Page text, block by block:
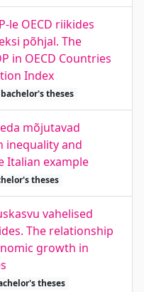
le OECD riikides
põhjal. The
in OECD Countries
Index
bachelor's theses
mõjutavad
inequality and
Italian example
theses
vahelised
The relationship
growth in
theses